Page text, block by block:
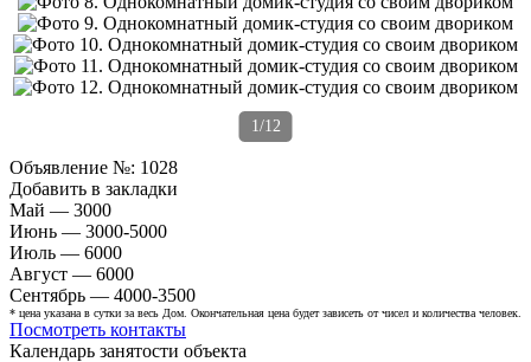
1/12
Объявление №: 1028
Добавить в закладки
Май — 3000
Июнь — 3000-5000
Июль — 6000
Август — 6000
Сентябрь — 4000-3500
* цена указана в сутки за весь Дом. Окончательная цена будет зависеть от чисел и количества человек.
Посмотреть контакты
Календарь занятости объекта